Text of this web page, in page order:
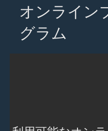
オンライン
グラム